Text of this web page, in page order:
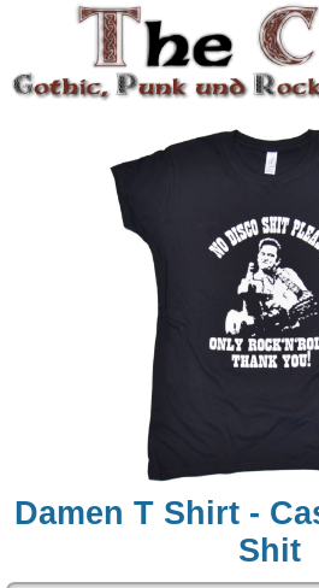
Damen T Shirt -
Shit